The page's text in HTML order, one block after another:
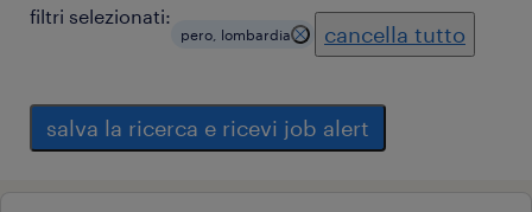
filtri selezionati:
pero, lombardia cancella tutto
salva la ricerca e ricevi job alert